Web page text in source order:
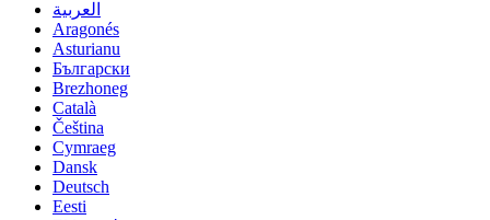
العربية
Aragonés
Asturianu
Български
Brezhoneg
Català
Čeština
Cymraeg
Dansk
Deutsch
Eesti